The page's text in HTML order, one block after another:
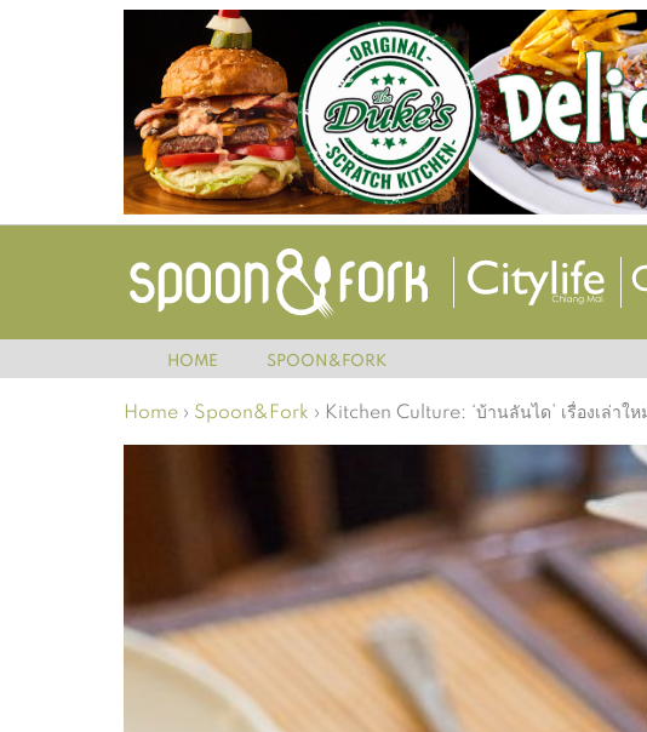
HOME SPOON&FORK
Home › Spoon&Fork › Kitchen Culture: ‘บ้านลันได’ เรื่องเล่า